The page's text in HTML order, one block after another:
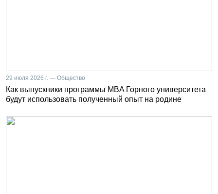
29 июля 2026 г. — Общество
Как выпускники программы MBA Горного университета
будут использовать полученный опыт на родине